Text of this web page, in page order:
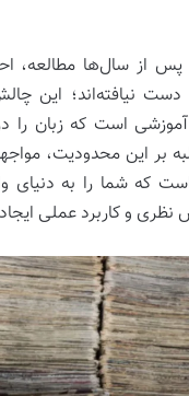
پس از سال‌ها مطالعه،
نیافته‌اند؛ این
است که زبان را
بر این محدودیت،
که شما را به دنیای
و کاربرد عملی